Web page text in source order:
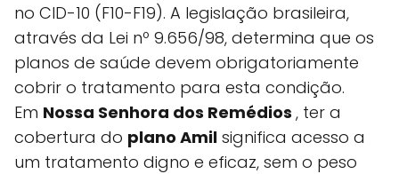
no CID-10 (F10-F19). A legislação brasileira,
através da Lei nº 9.656/98, determina que os
planos de saúde devem obrigatoriamente
cobrir o tratamento para esta condição.
Em Nossa Senhora dos Remédios , ter a
cobertura do plano Amil significa acesso a
um tratamento digno e eficaz, sem o peso